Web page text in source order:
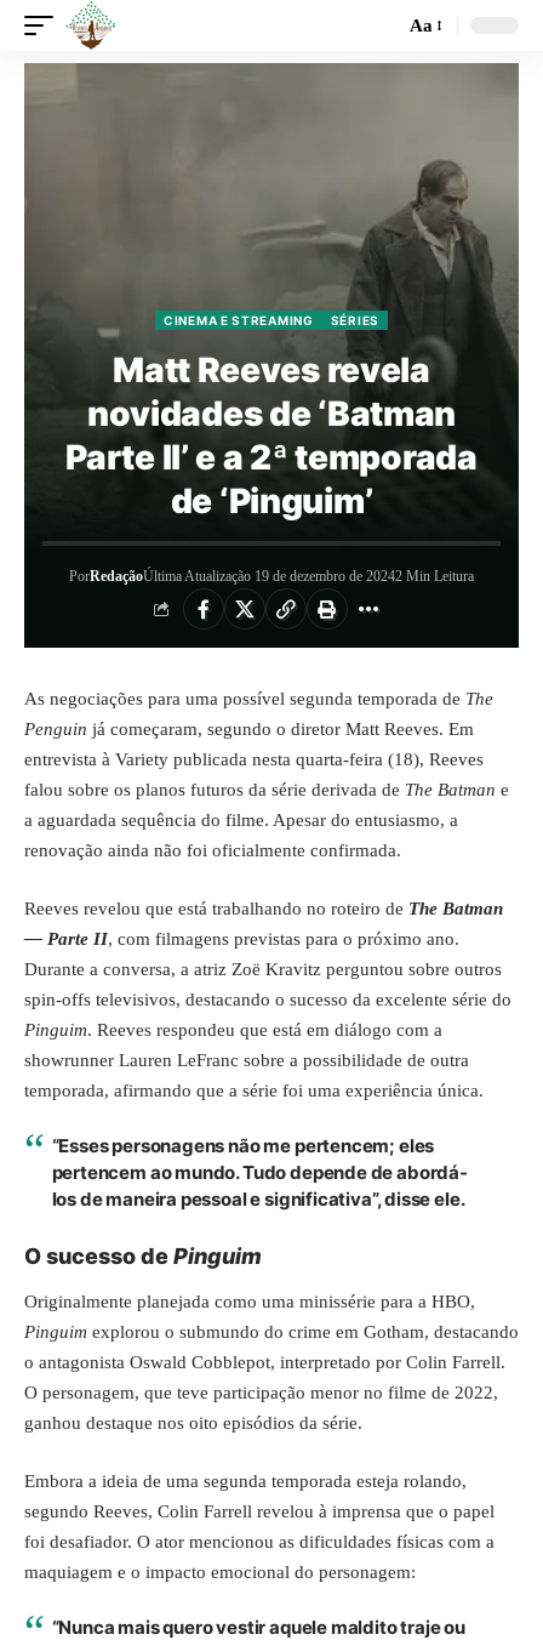
Aa
CINEMA E STREAMING SÉRIES
Matt Reeves revela
novidades de ‘Batman
Parte II’ e a 2ª temporada
de ‘Pinguim’
PorRedaçãoÚltima Atualização 19 de dezembro de 20242 Min Leitura
As negociações para uma possível segunda temporada de The
Penguin já começaram, segundo o diretor Matt Reeves. Em
entrevista à Variety publicada nesta quarta-feira (18), Reeves
falou sobre os planos futuros da série derivada de The Batman e
a aguardada sequência do filme. Apesar do entusiasmo, a
renovação ainda não foi oficialmente confirmada.
Reeves revelou que está trabalhando no roteiro de The Batman
— Parte II, com filmagens previstas para o próximo ano.
Durante a conversa, a atriz Zoë Kravitz perguntou sobre outros
spin-offs televisivos, destacando o sucesso da excelente série do
Pinguim. Reeves respondeu que está em diálogo com a
showrunner Lauren LeFranc sobre a possibilidade de outra
temporada, afirmando que a série foi uma experiência única.
“Esses personagens não me pertencem; eles
pertencem ao mundo. Tudo depende de abordá-
los de maneira pessoal e significativa”, disse ele.
O sucesso dePinguim
Originalmente planejada como uma minissérie para a HBO,
Pinguim explorou o submundo do crime em Gotham, destacando
o antagonista Oswald Cobblepot, interpretado por Colin Farrell.
O personagem, que teve participação menor no filme de 2022,
ganhou destaque nos oito episódios da série.
Embora a ideia de uma segunda temporada esteja rolando,
segundo Reeves, Colin Farrell revelou à imprensa que o papel
foi desafiador. O ator mencionou as dificuldades físicas com a
maquiagem e o impacto emocional do personagem:
“Nunca mais quero vestir aquele maldito traje ou